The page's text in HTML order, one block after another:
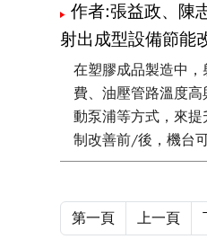
作者:張益政、陳
射出成型設備節能
在塑膠成品製造中
費、油壓管路溫度
動泵浦等方式，來
制改善前/後，機台
第一頁 上一頁